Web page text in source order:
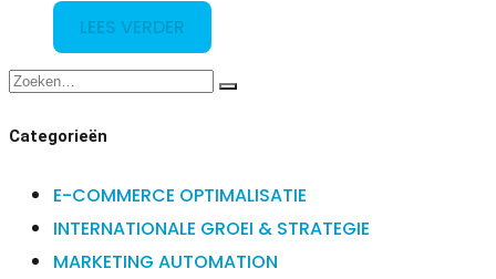
LEES VERDER
Categorieën
E-COMMERCE OPTIMALISATIE
INTERNATIONALE GROEI & STRATEGIE
MARKETING AUTOMATION